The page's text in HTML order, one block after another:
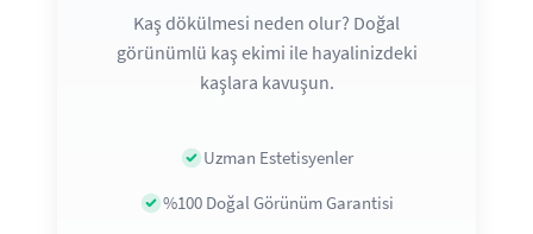
Kaş dökülmesi neden olur? Doğal
görünümlü kaş ekimi ile hayalinizdeki
kaşlara kavuşun.
Uzman Estetisyenler
%100 Doğal Görünüm Garantisi